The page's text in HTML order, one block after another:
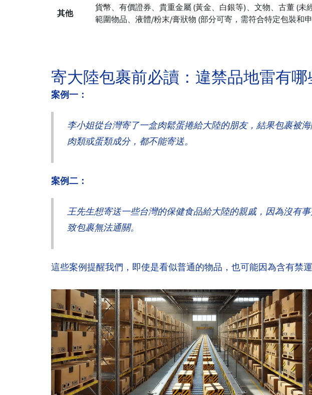
其他
貨幣、有價證券、貴重金屬 (黃金、白銀等)、文物、古董 (未
範圍物品、液體/粉末/膏狀物 (部分可寄，需符合特定包裝和
寄大陸包裹前必讀：違禁品地雷有
案例一：
李小姐從台灣寄了一盒肉鬆蛋捲給大陸的朋友，結果包裹被
肉類或蛋類成分，都不能寄送。
案例二：
王先生想寄送一些台灣的保健食品給大陸的親戚，因為沒有
致包裹無法通關。
這些案例提醒我們，即使是看似普通的物品，也可能因為含有禁